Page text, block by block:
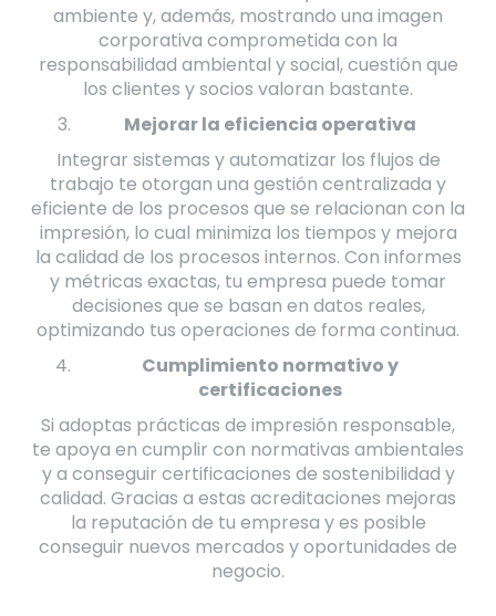
ambiente y, además, mostrando una imagen
corporativa comprometida con la
responsabilidad ambiental y social, cuestión que
los clientes y socios valoran bastante.
Mejorar la eficiencia operativa
Integrar sistemas y automatizar los flujos de
trabajo te otorgan una gestión centralizada y
eficiente de los procesos que se relacionan con la
impresión, lo cual minimiza los tiempos y mejora
la calidad de los procesos internos. Con informes
y métricas exactas, tu empresa puede tomar
decisiones que se basan en datos reales,
optimizando tus operaciones de forma continua.
Cumplimiento normativo y
certificaciones
Si adoptas prácticas de impresión responsable,
te apoya en cumplir con normativas ambientales
y a conseguir certificaciones de sostenibilidad y
calidad. Gracias a estas acreditaciones mejoras
la reputación de tu empresa y es posible
conseguir nuevos mercados y oportunidades de
negocio.